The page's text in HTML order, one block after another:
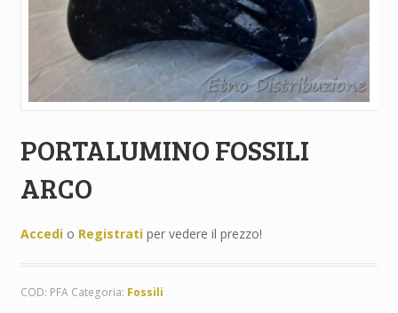
PORTALUMINO FOSSILI
ARCO
Accedio Registratiper vedere il prezzo!
COD: PFA Categoria: Fossili